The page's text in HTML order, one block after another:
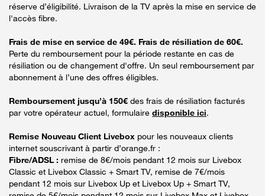
réserve d’éligibilité. Livraison de la TV après la mise en service de
l'accès fibre.
Frais de mise en service de 49€. Frais de résiliation de 60€.
Perte du remboursement pour la période restante en cas de
résiliation ou de changement d'offre. Un seul remboursement par
abonnement à l’une des offres éligibles.
Remboursement jusqu’à 150€ des frais de résiliation facturés
par votre opérateur actuel, formulaire disponible ici.
Remise Nouveau Client Livebox pour les nouveaux clients
internet souscrivant à partir d’orange.fr :
Fibre/ADSL : remise de 8€/mois pendant 12 mois sur Livebox
Classic et Livebox Classic + Smart TV, remise de 7€/mois
pendant 12 mois sur Livebox Up et Livebox Up + Smart TV,